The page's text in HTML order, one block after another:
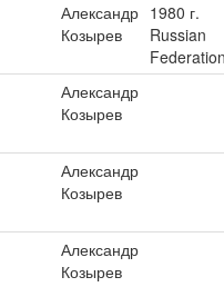
Александр
Козырев
1980 г.
Russian
Federation
Александр
Козырев
Александр
Козырев
Александр
Козырев